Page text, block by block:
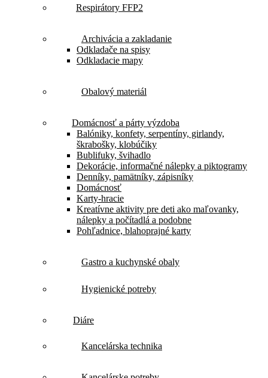
Respirátory FFP2
Archivácia a zakladanie
Odkladače na spisy
Odkladacie mapy
Obalový materiál
Domácnosť a párty výzdoba
Balóniky, konfety, serpentíny, girlandy,
škrabošky, klobúčiky
Bublifuky, švihadlo
Dekorácie, informačné nálepky a piktogramy
Denníky, pamätníky, zápisníky
Domácnosť
Karty-hracie
Kreatívne aktivity pre deti ako maľovanky,
nálepky a počítadlá a podobne
Pohľadnice, blahoprajné karty
Gastro a kuchynské obaly
Hygienické potreby
Diáre
Kancelárska technika